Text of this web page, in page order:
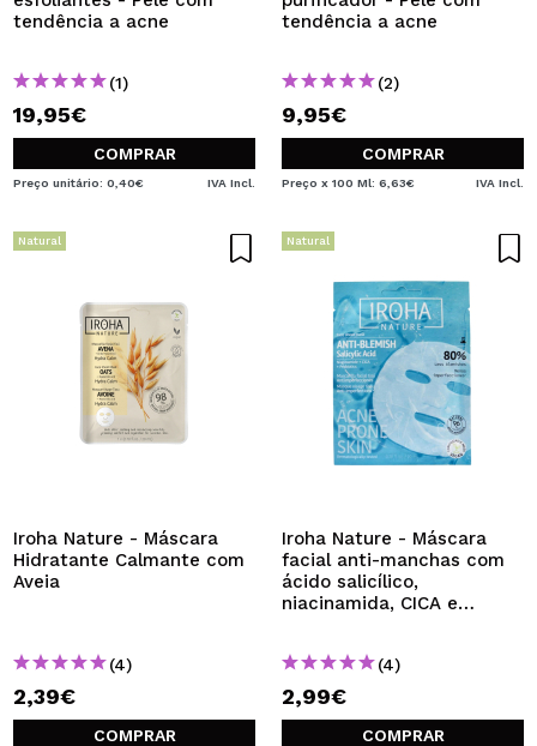
tendência a acne
(1)
19,95€
COMPRAR
Preço unitário: 0,40€ IVA Incl.
tendência a acne
(2)
9,95€
COMPRAR
Preço x 100 Ml: 6,63€ IVA Incl.
Natural
Iroha Nature - Máscara
Hidratante Calmante com
Aveia
(4)
2,39€
COMPRAR
Natural
Iroha Nature - Máscara
facial anti-manchas com
ácido salicílico,
niacinamida, CICA e
(4)
2,99€
COMPRAR